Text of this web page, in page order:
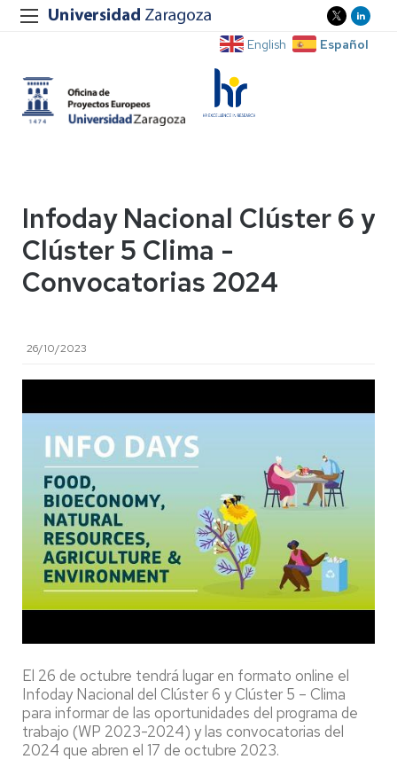
English Español
Infoday Nacional Clúster 6 y
Clúster 5 Clima -
Convocatorias 2024
26/10/2023
El 26 de octubre tendrá lugar en formato online el
Infoday Nacional del Clúster 6 y Clúster 5 – Clima
para informar de las oportunidades del programa de
trabajo (WP 2023-2024) y las convocatorias del
2024 que abren el 17 de octubre 2023.